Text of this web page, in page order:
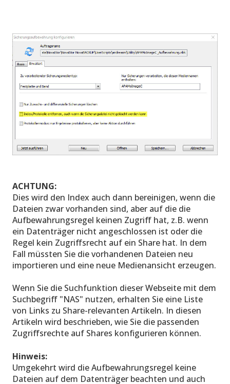
ACHTUNG:
Dies wird den Index auch dann bereinigen, wenn die
Dateien zwar vorhanden sind, aber auf die die
Aufbewahrungsregel keinen Zugriff hat, z.B. wenn
ein Datenträger nicht angeschlossen ist oder die
Regel kein Zugriffsrecht auf ein Share hat. In dem
Fall müssten Sie die vorhandenen Dateien neu
importieren und eine neue Medienansicht erzeugen.
Wenn Sie die Suchfunktion dieser Webseite mit dem
Suchbegriff "NAS" nutzen, erhalten Sie eine Liste
von Links zu Share-relevanten Artikeln. In diesen
Artikeln wird beschrieben, wie Sie die passenden
Zugriffsrechte auf Shares konfigurieren können.
Hinweis:
Umgekehrt wird die Aufbewahrungsregel keine
Dateien auf dem Datenträger beachten und auch